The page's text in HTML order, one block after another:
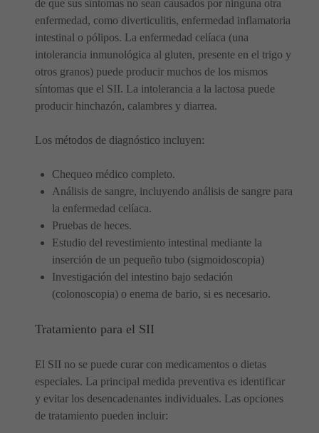
de que sus síntomas no sean causados por ninguna otra
enfermedad, como diverticulitis, enfermedad inflamatoria
intestinal o pólipos. La enfermedad celíaca (una
intolerancia inmunológica al gluten, presente en el trigo y
otros granos) puede producir muchos de los mismos
síntomas que el SII. La intolerancia a la lactosa puede
producir hinchazón, calambres y diarrea.
Los métodos de diagnóstico incluyen:
Chequeo médico completo.
Análisis de sangre, incluyendo análisis de sangre para
la enfermedad celíaca.
Pruebas de heces.
Estudio del revestimiento intestinal mediante la
inserción de un pequeño tubo (sigmoidoscopia)
Investigación del intestino bajo sedación
(colonoscopia) o enema de bario, si es necesario.
Tratamiento para el SII
El SII no se puede curar con medicamentos o dietas
especiales. La principal medida preventiva es identificar
y evitar los desencadenantes individuales. Las opciones
de tratamiento pueden incluir: